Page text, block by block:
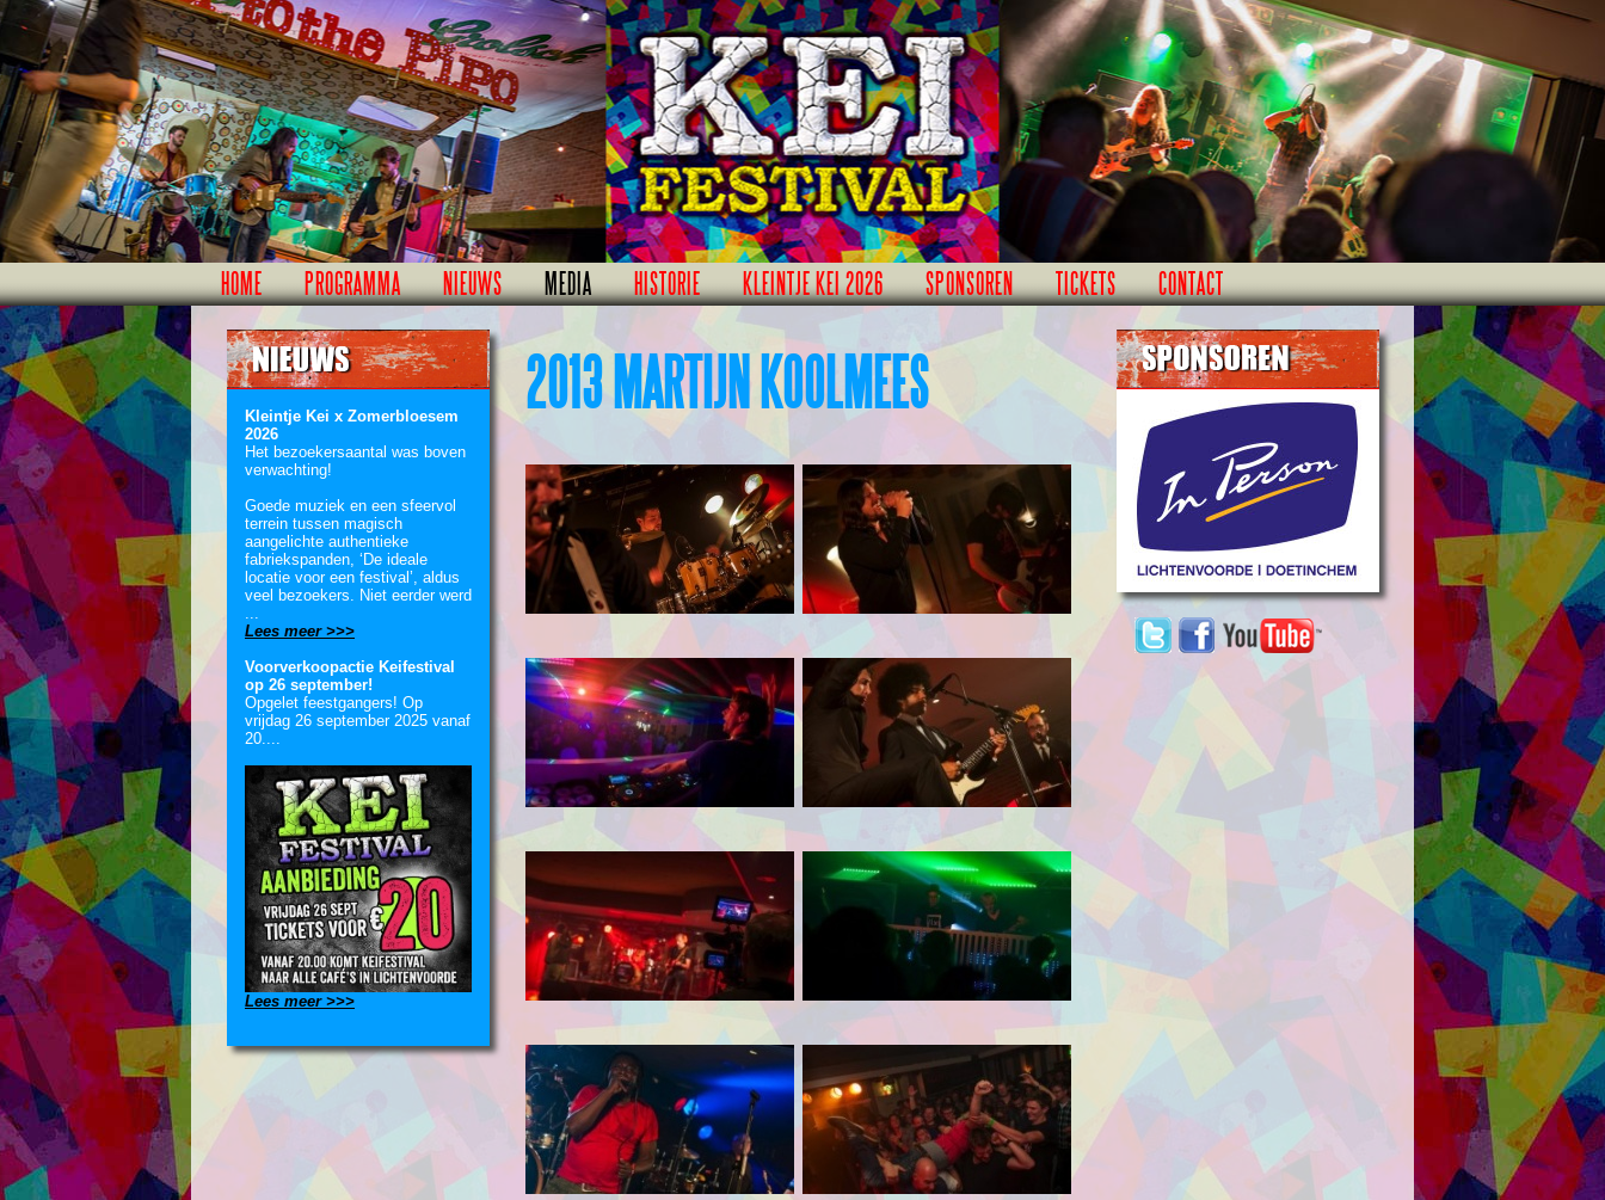
HOME PROGRAMMA NIEUWS MEDIA HISTORIE KLEINTJE KEI 2026 SPONSOREN TICKETS CONTACT
Kleintje Kei x Zomerbloesem
2026
Het bezoekersaantal was boven
verwachting!
Goede muziek en een sfeervol
terrein tussen magisch
aangelichte authentieke
fabriekspanden, ‘De ideale
locatie voor een festival’, aldus
veel bezoekers. Niet eerder werd
...
Lees meer >>>
Voorverkoopactie Keifestival
op 26 september!
Opgelet feestgangers! Op
vrijdag 26 september 2025 vanaf
20....
Lees meer >>>
2013 MARTIJN KOOLMEES